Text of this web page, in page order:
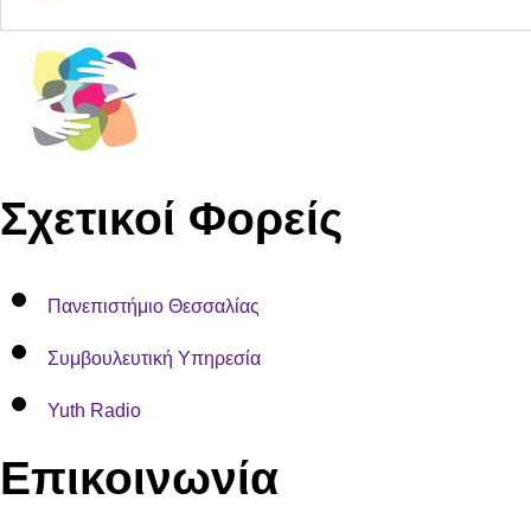
Σχετικοί Φορείς
Πανεπιστήμιο Θεσσαλίας
Συμβουλευτική Υπηρεσία
Yuth Radio
Επικοινωνία